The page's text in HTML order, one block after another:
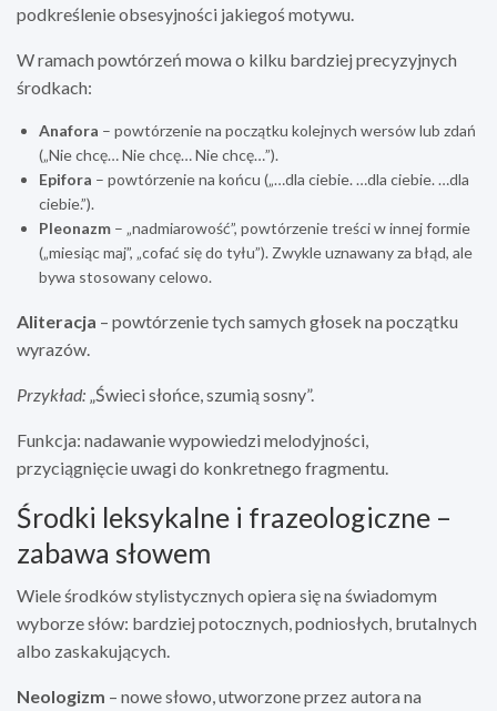
podkreślenie obsesyjności jakiegoś motywu.
W ramach powtórzeń mowa o kilku bardziej precyzyjnych
środkach:
Anafora – powtórzenie na początku kolejnych wersów lub zdań
(„Nie chcę… Nie chcę… Nie chcę…”).
Epifora – powtórzenie na końcu („…dla ciebie. …dla ciebie. …dla
ciebie.”).
Pleonazm – „nadmiarowość”, powtórzenie treści w innej formie
(„miesiąc maj”, „cofać się do tyłu”). Zwykle uznawany za błąd, ale
bywa stosowany celowo.
Aliteracja – powtórzenie tych samych głosek na początku
wyrazów.
Przykład: „Świeci słońce, szumią sosny”.
Funkcja: nadawanie wypowiedzi melodyjności,
przyciągnięcie uwagi do konkretnego fragmentu.
Środki leksykalne i frazeologiczne –
zabawa słowem
Wiele środków stylistycznych opiera się na świadomym
wyborze słów: bardziej potocznych, podniosłych, brutalnych
albo zaskakujących.
Neologizm – nowe słowo, utworzone przez autora na